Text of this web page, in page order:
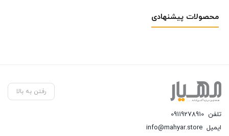
محصولات پیشنهادی
رفتن به بالا
تلفن 09119278910
ایمیل info@mahyar.store